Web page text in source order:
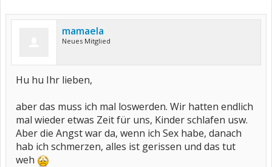
mamaela
Neues Mitglied
Hu hu Ihr lieben,
aber das muss ich mal loswerden. Wir hatten endlich
mal wieder etwas Zeit für uns, Kinder schlafen usw.
Aber die Angst war da, wenn ich Sex habe, danach
hab ich schmerzen, alles ist gerissen und das tut
weh